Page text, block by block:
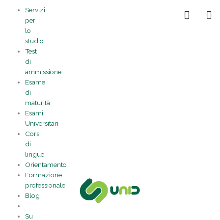
contenuto
Servizi
per
lo
studio
Test
di
ammissione
Esame
di
maturità
Esami
Universitari
Corsi
di
lingue
Orientamento
Formazione
professionale
Blog
Su